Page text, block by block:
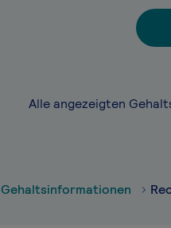
Alle angezeigten
Gehaltsinformationen